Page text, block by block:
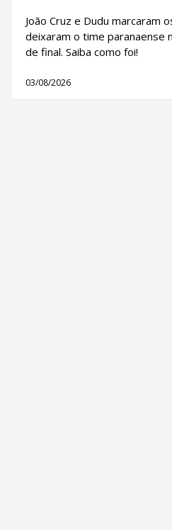
João Cruz e Dudu marcaram
deixaram o time paranaense
de final. Saiba como foi!
03/08/2026